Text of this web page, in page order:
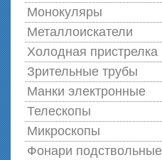
Монокуляры
Металлоискатели
Холодная пристрелка
Зрительные трубы
Манки электронные
Телескопы
Микроскопы
Фонари подствольные